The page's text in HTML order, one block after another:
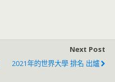
Next Post
2021年的世界大學 排名 出爐